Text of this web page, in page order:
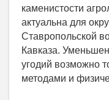
каменистости
актуальна для
Ставропольской
Кавказа.
угодий возможно
методами и